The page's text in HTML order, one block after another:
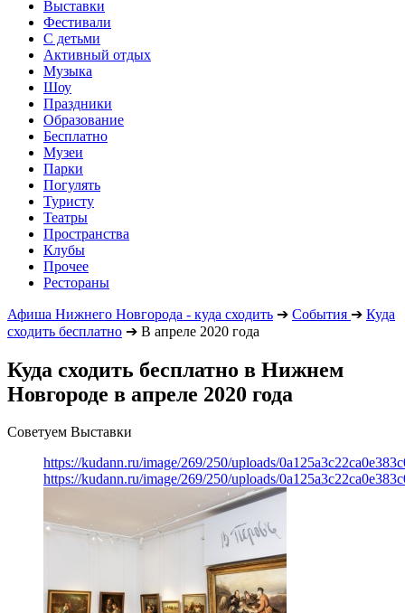
Выставки
Фестивали
С детьми
Активный отдых
Музыка
Шоу
Праздники
Образование
Бесплатно
Музеи
Парки
Погулять
Туристу
Театры
Пространства
Клубы
Прочее
Рестораны
Афиша Нижнего Новгорода - куда сходить ➔ События ➔ Куда
сходить бесплатно ➔ В апреле 2020 года
Куда сходить бесплатно в Нижнем
Новгороде в апреле 2020 года
Советуем Выставки
https://kudann.ru/image/269/250/uploads/
https://kudann.ru/image/269/250/uploads/